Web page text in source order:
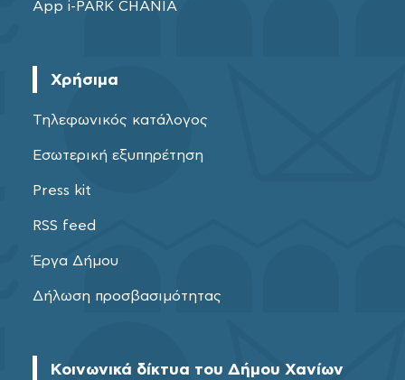
App i-PARK CHANIA
Χρήσιμα
Τηλεφωνικός κατάλογος
Εσωτερική εξυπηρέτηση
Press kit
RSS feed
Έργα Δήμου
Δήλωση προσβασιμότητας
Κοινωνικά δίκτυα του Δήμου Χανίων